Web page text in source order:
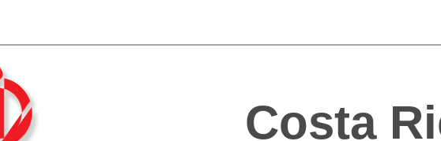
Costa